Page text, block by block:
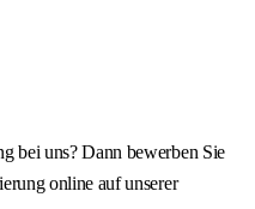
bei uns? Dann bewerben Sie
online auf unserer